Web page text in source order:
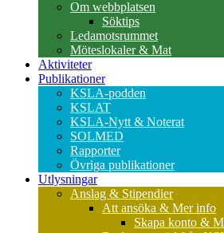
Om webbplatsen
Söktips
Ledamotsrummet
Möteslokaler & Mat
Aktiviteter
Publikationer
KSLA-podden
KSLAT
KSLA-Nytt & Noterat
SOLMED
Rapporter
Övriga publikationer
Utlysningar
Anslag & Stipendier
Att ansöka & Mer info
Skapa konto &